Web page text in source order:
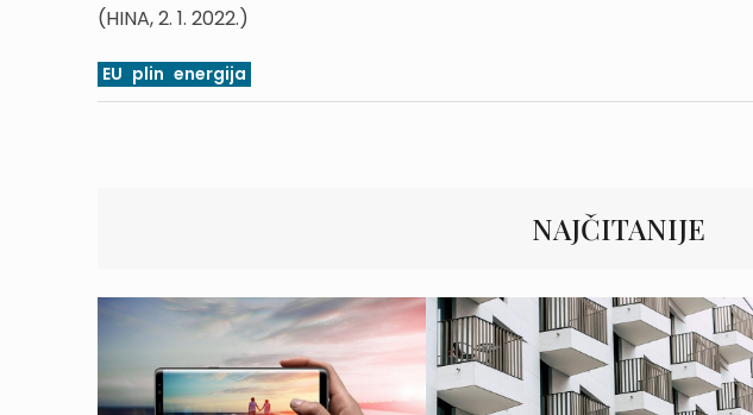
(HINA, 2. 1. 2022.)
EU plin energija
NAJČITANIJE